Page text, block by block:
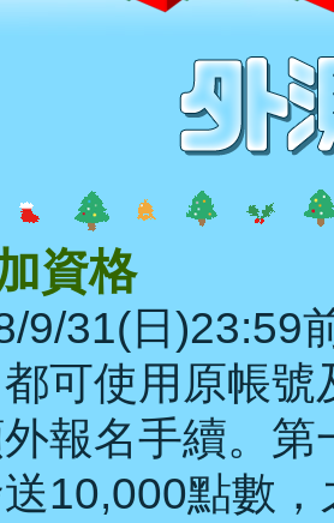
資格
9/31(日)23:59
可使用原帳
報名手續。
10,000點數